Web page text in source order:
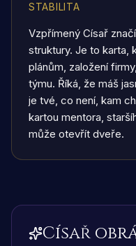
STABILITA
Vzpřímený Císař značí
struktury. Je to karta,
plánům, založení
týmu. Říká, že máš
je tvé, co není, kam
kartou mentora,
může otevřít dveře.
Císař